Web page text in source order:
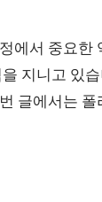
에서 중요한
지니고 있
글에서는